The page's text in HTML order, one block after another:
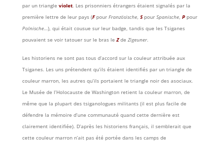
par un triangle violet. Les prisonniers étrangers étaient signalés par la
première lettre de leur pays (Fpour Französische, Spour Spanische, Ppour
Polnische…), qui était cousue sur leur badge, tandis que les Tsiganes
pouvaient se voir tatouer sur le bras leZde Zigeuner.
Les historiens ne sont pas tous d’accord sur la couleur attribuée aux
Tsiganes. Les uns prétendent qu’ils étaient identifiés par un triangle de
couleur marron, les autres qu’ils portaient le triangle noir des asociaux.
Le Musée de l’Holocauste de Washington retient la couleur marron, de
même que la plupart des tsiganologues militants (il est plus facile de
défendre la mémoire d’une communauté quand cette dernière est
clairement identifiée). D’après les historiens français, il semblerait que
cette couleur marron n’ait pas été portée dans les camps de